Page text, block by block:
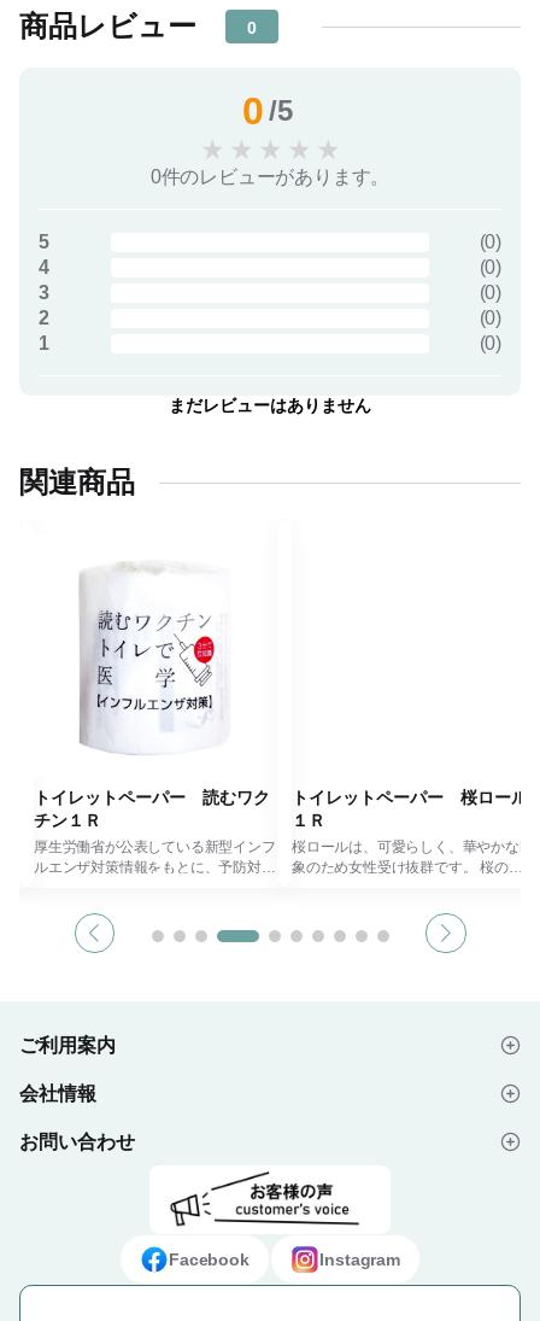
商品レビュー 0
0/5
★ ★ ★ ★ ★
0件のレビューがあります。
5 (0)
4
(0)
3
(0)
2
(0)
1
(0)
まだレビューはありません
関連商品
トイレットペーパー 読むワク
チン１Ｒ
厚生労働省が公表している新型インフ
ルエンザ対策情報をもとに、予防対策
ます。 イラストで分かりやすい内容
になっています。 会社や学校での啓
しい商品です。
トイレットペーパー 桜ロール
１Ｒ
桜ロールは、可愛らしく、華やかな印
象のため女性受け抜群です。 桜の花
ます。 節分の時期の各イベントで使
えるトイレットペーパーです。 ダブ
ご利用案内
はじめての方へ
ご注文の流れ
デザイン入稿データについて
ギフト・ノベルティ納入事例
会社情報
会社概要
プライバシーポリシー
特定商取引法に基づく表示
お問い合わせ
お問い合わせフォームFacebook Instagram